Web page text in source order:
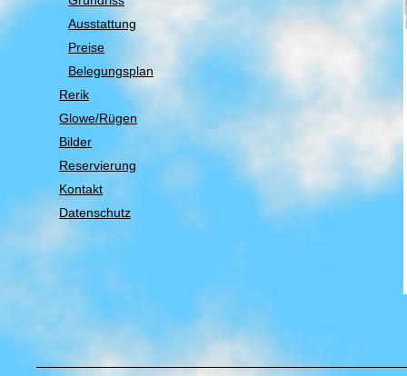
Ausstattung
Preise
Belegungsplan
Rerik
Glowe/Rügen
Bilder
Reservierung
Kontakt
Datenschutz